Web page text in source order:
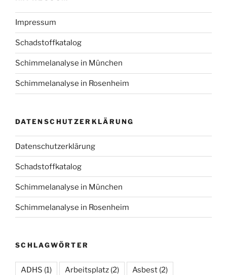
Impressum
Schadstoffkatalog
Schimmelanalyse in München
Schimmelanalyse in Rosenheim
DATENSCHUTZERKLÄRUNG
Datenschutzerklärung
Schadstoffkatalog
Schimmelanalyse in München
Schimmelanalyse in Rosenheim
SCHLAGWÖRTER
ADHS (1) Arbeitsplatz (2) Asbest (2)